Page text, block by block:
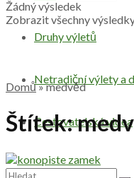
Druhy výletů
Netradiční výlety a
Cestovatelská videa
Žádný výsledek
Zobrazit všechny
Domů»medvěd
Štítek: